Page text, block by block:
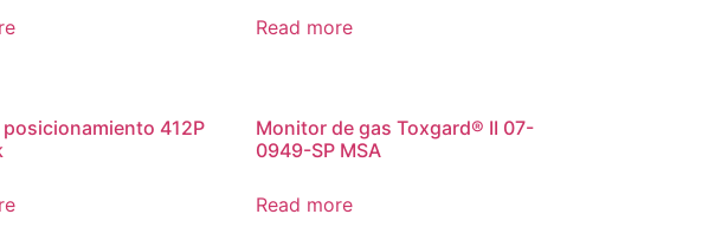
Read more
posicionamiento 412P
Monitor de gas Toxgard® II 07-
0949-SP MSA
Read more